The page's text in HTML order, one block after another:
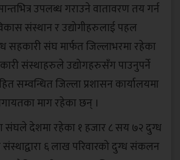
उपलब्ध गराउने वातावरण तय गर्न
संस्थान र उद्योगीहरुलाई पहल
सहकारी संघ मार्फत जिल्लाभरमा रहेका
संस्थाहरुले उद्योगहरुसँग पाउनुपर्ने
सम्वन्धित जिल्ला प्रशासन कार्यालयमा
माग रहेका छन् ।
संघले देशमा रहेका १ हजार ८ सय ७२ दुग्ध
६ लाख परिवारको दुग्ध संकलन